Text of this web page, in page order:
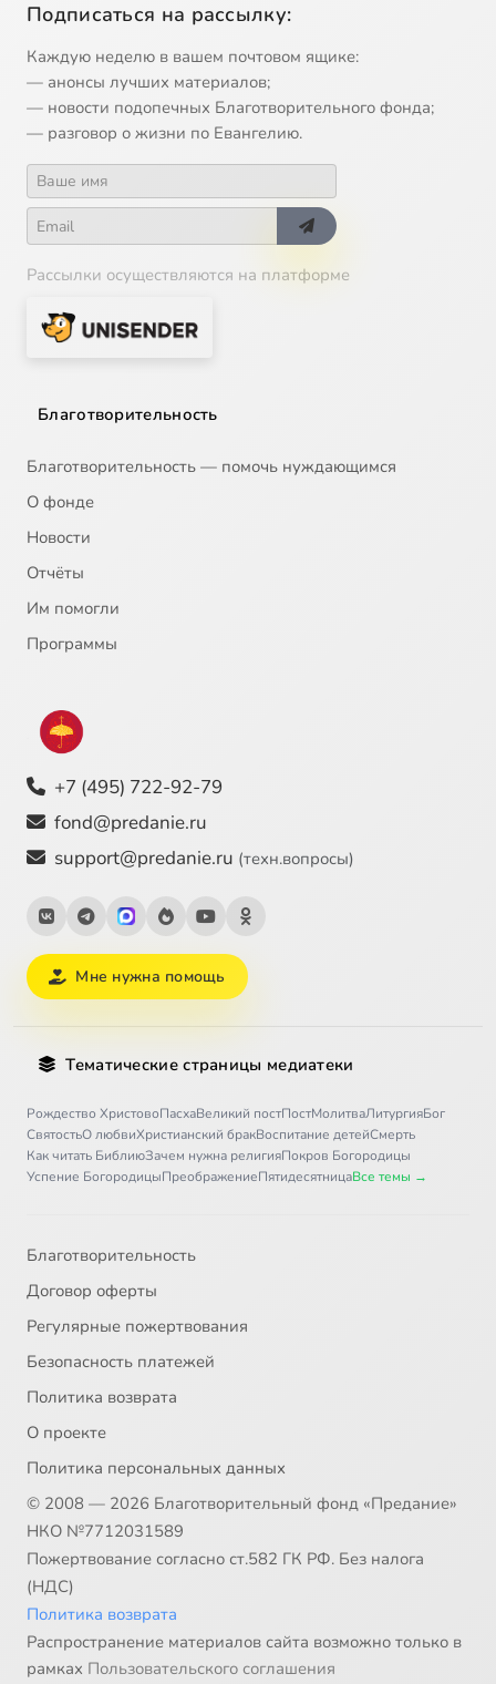
Подписаться на рассылку:
Каждую неделю в вашем почтовом ящике:
— анонсы лучших материалов;
— новости подопечных Благотворительного фонда;
— разговор о жизни по Евангелию.
Рассылки осуществляются на платформе
Благотворительность
Благотворительность — помочь нуждающимся
О фонде
Новости
Отчёты
Им помогли
Программы
+7 (495) 722-92-79
fond@predanie.ru
support@predanie.ru (техн.вопросы)
Мне нужна помощь
Тематические страницы медиатеки
Рождество ХристовоПасхаВеликий постПостМолитваЛитургияБог
СвятостьО любвиХристианский бракВоспитание детейСмерть
Как читать БиблиюЗачем нужна религияПокров Богородицы
Успение БогородицыПреображениеПятидесятницаВсе темы →
Благотворительность
Договор оферты
Регулярные пожертвования
Безопасность платежей
Политика возврата
О проекте
Политика персональных данных
© 2008 — 2026 Благотворительный фонд «Предание»
НКО №7712031589
Пожертвование согласно ст.582 ГК РФ. Без налога
(НДС)
Политика возврата
Распространение материалов сайта возможно только в
рамках Пользовательского соглашения